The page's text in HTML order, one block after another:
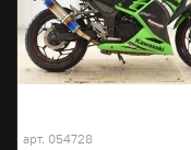
арт. 054728